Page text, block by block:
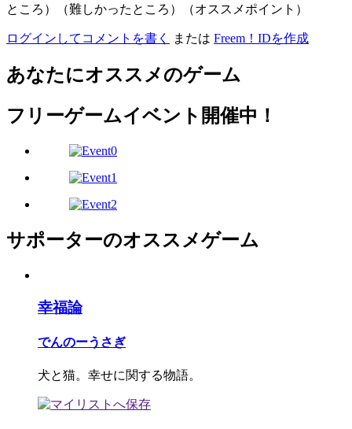
ところ）（難しかったところ）（オススメポイント）
ログインしてコメントを書く または Freem！IDを作成
あなたにオススメのゲーム
フリーゲームイベント開催中！
サポーターのオススメゲーム
幸福論
でんのーうさぎ
犬と猫。幸せに関する物語。